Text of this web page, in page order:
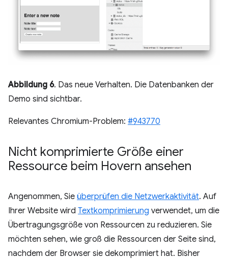
Abbildung 6. Das neue Verhalten. Die Datenbanken der
Demo sind sichtbar.
Relevantes Chromium-Problem: #943770
Nicht komprimierte Größe einer
Ressource beim Hovern ansehen
Angenommen, Sie überprüfen die Netzwerkaktivität. Auf
Ihrer Website wird Textkomprimierung verwendet, um die
Übertragungsgröße von Ressourcen zu reduzieren. Sie
möchten sehen, wie groß die Ressourcen der Seite sind,
nachdem der Browser sie dekomprimiert hat. Bisher